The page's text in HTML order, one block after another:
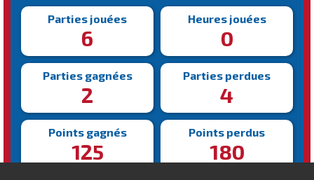
Parties jouées
6
Heures jouées
0
Parties gagnées
2
Parties perdues
4
Points gagnés
125
Points perdus
180